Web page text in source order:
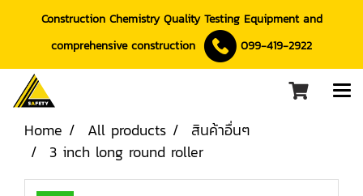
Construction Chemistry Quality Testing Equipment and
comprehensive construction
099-419-2922
Home All products
สินค้าอื่นๆ
3 inch long round roller